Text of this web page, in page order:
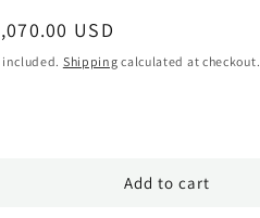
USD
included. Shipping calculated at checkout.
Add to cart